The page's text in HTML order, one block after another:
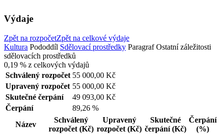
Výdaje
Zpět na rozpočetZpět na celkové výdaje
Kultura Pododdíl Sdělovací prostředky Paragraf Ostatní záležitosti
sdělovacích prostředků
0,19 % z celkových výdajů
Schválený rozpočet 55 000,00 Kč
Upravený rozpočet 55 000,00 Kč
Skutečné čerpání
49 093,00 Kč
Čerpání
89,26 %
Název
Schválený
rozpočet (Kč)
Upravený
rozpočet (Kč)
Skutečné
čerpání(Kč)
Čerpání
(%)